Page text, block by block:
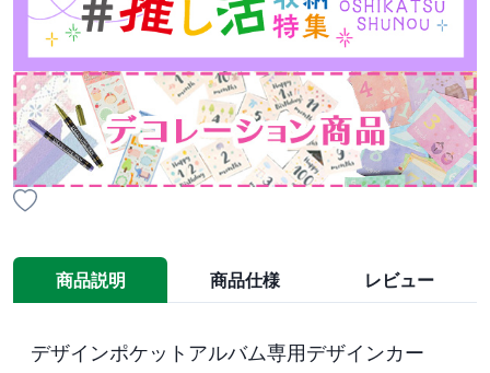
商品説明 商品仕様 レビュー
デザインポケットアルバム専用デザインカー